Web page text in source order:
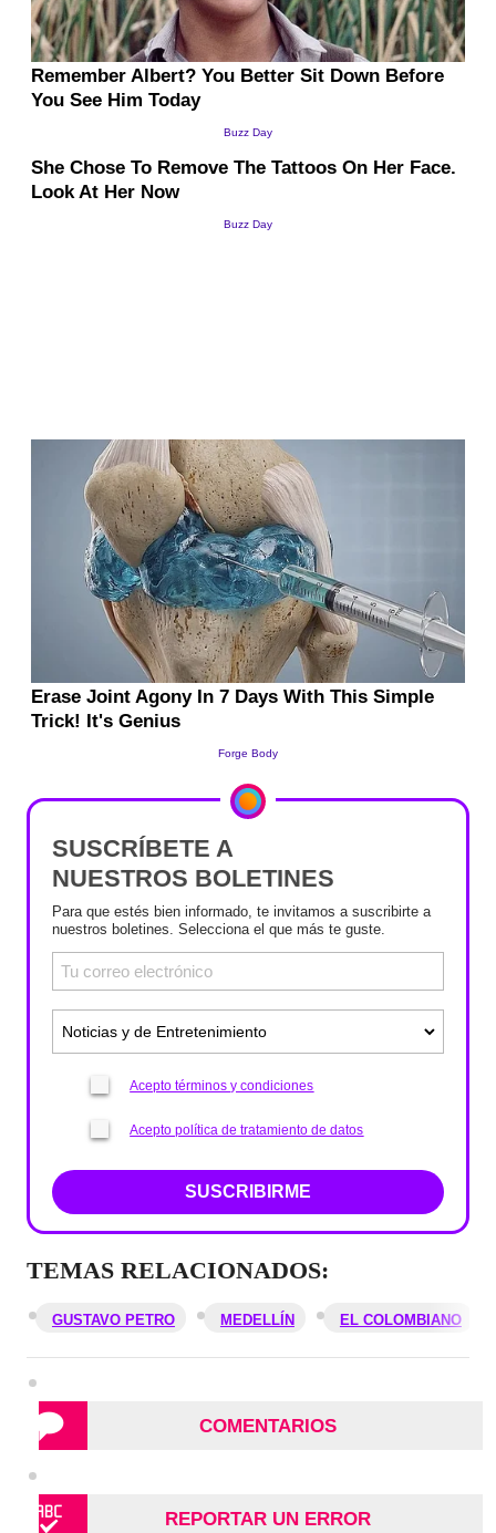
SUSCRÍBETE A
NUESTROS BOLETINES
Para que estés bien informado, te invitamos a suscribirte a
nuestros boletines. Selecciona el que más te guste.
Acepto términos y condiciones
Acepto política de tratamiento de datos
SUSCRIBIRME
TEMAS RELACIONADOS:
GUSTAVO PETRO MEDELLÍN EL COLOMBIANO
COMENTARIOS
REPORTAR UN ERROR